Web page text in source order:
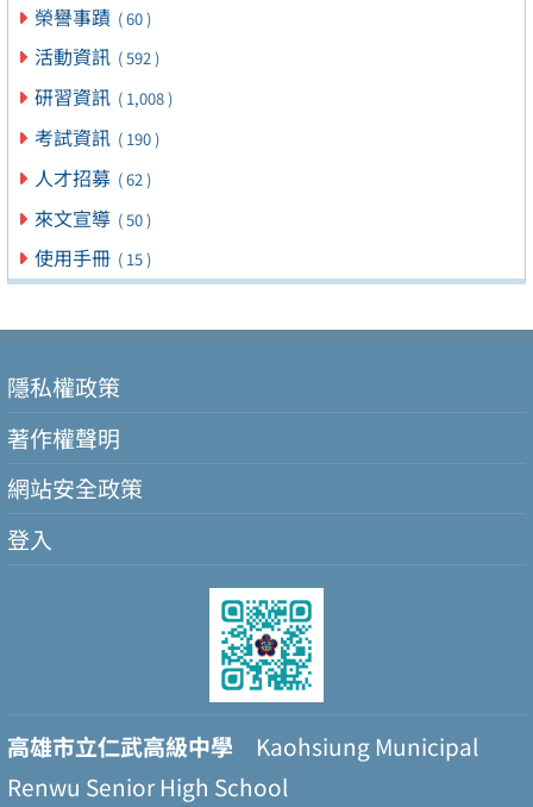
榮譽事蹟 ( 60 )
活動資訊 ( 592 )
研習資訊 ( 1,008 )
考試資訊 ( 190 )
人才招募 ( 62 )
來文宣導 ( 50 )
使用手冊 ( 15 )
隱私權政策
著作權聲明
網站安全政策
登入
高雄市立仁武高級中學 Kaohsiung Municipal
Renwu Senior High School